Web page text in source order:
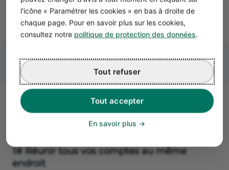
l'icône « Paramétrer les cookies » en bas à droite de
chaque page. Pour en savoir plus sur les cookies,
consultez notre politique de protection des données.
Tout accepter
Tout refuser
En savoir plus
vous permettent ainsi d’accéder à des données poussées
sur vos flux financiers !
Les 4 avantages de l'agrégation
1# Réunir tous vos comptes au même
endroit